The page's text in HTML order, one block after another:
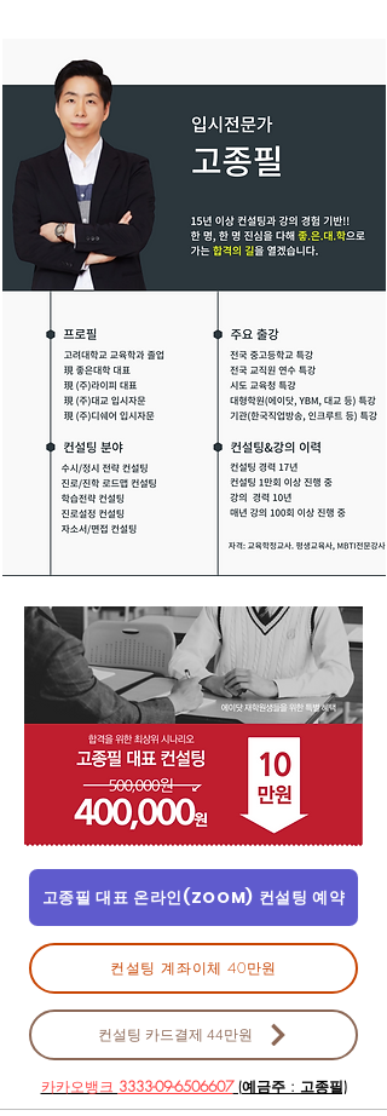
고종필 대표 온라인(ZOOM) 컨설팅 예약
컨설팅 계좌이체 40만원
컨설팅 카드결제 44만원
카카오뱅크 3333-09-6506607(예금주 : 고종필)